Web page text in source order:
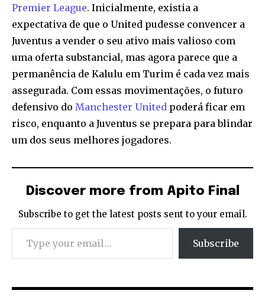
Premier League. Inicialmente, existia a
expectativa de que o United pudesse convencer a
Juventus a vender o seu ativo mais valioso com
uma oferta substancial, mas agora parece que a
permanência de Kalulu em Turim é cada vez mais
assegurada. Com essas movimentações, o futuro
defensivo do Manchester United poderá ficar em
risco, enquanto a Juventus se prepara para blindar
um dos seus melhores jogadores.
Discover more from Apito Final
Subscribe to get the latest posts sent to your email.
Type your email…
Subscribe